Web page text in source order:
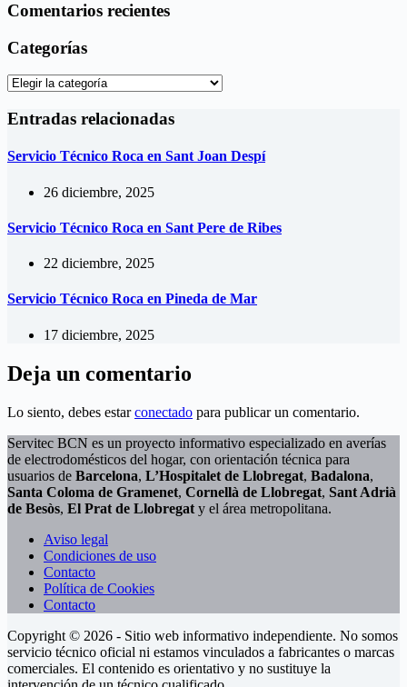
Comentarios recientes
Categorías
Categorías
Entradas relacionadas
Servicio Técnico Roca en Sant Joan Despí
26 diciembre, 2025
Servicio Técnico Roca en Sant Pere de Ribes
22 diciembre, 2025
Servicio Técnico Roca en Pineda de Mar
17 diciembre, 2025
Deja un comentario
Lo siento, debes estarconectado para publicar un comentario.
Servitec BCN es un proyecto informativo especializado en averías
de electrodomésticos del hogar, con orientación técnica para
usuarios de Barcelona, L’Hospitalet de Llobregat, Badalona,
Santa Coloma de Gramenet, Cornellà de Llobregat, Sant Adrià
de Besòs, El Prat de Llobregat y el área metropolitana.
Aviso legal
Condiciones de uso
Contacto
Política de Cookies
Contacto
Copyright © 2026 - Sitio web informativo independiente. No somos
servicio técnico oficial ni estamos vinculados a fabricantes o marcas
comerciales. El contenido es orientativo y no sustituye la